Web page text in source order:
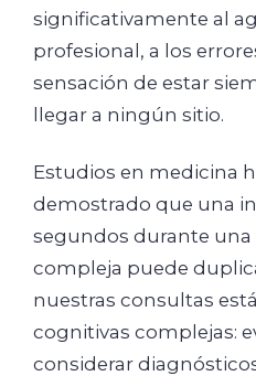
significativamente al
profesional, a los
sensación de estar
llegar a ningún sitio.
Estudios en medicina
demostrado que una
segundos durante una
compleja puede
nuestras consultas
cognitivas complejas:
considerar